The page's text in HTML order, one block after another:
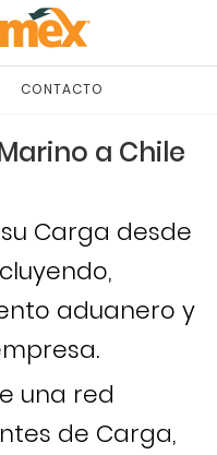
CONTACTO
a Chile
Carga desde
aduanero y
una red
de Carga,